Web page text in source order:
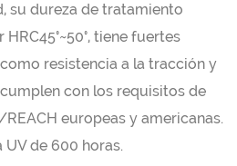
su dureza de tratamiento
tiene fuertes
resistencia a la tracción y
con los requisitos de
europeas y americanas.
UV de 600 horas.